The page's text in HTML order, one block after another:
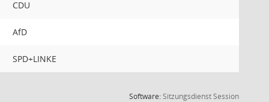
CDU
AfD
SPD+LINKE
Software:SitzungsdienstSession(Wird in